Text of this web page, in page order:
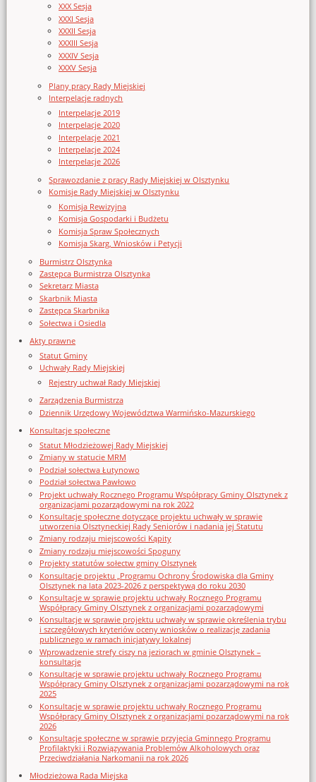
XXX Sesja
XXXI Sesja
XXXII Sesja
XXXIII Sesja
XXXIV Sesja
XXXV Sesja
Plany pracy Rady Miejskiej
Interpelacje radnych
Interpelacje 2019
Interpelacje 2020
Interpelacje 2021
Interpelacje 2024
Interpelacje 2026
Sprawozdanie z pracy Rady Miejskiej w Olsztynku
Komisje Rady Miejskiej w Olsztynku
Komisja Rewizyjna
Komisja Gospodarki i Budżetu
Komisja Spraw Społecznych
Komisja Skarg, Wniosków i Petycji
Burmistrz Olsztynka
Zastępca Burmistrza Olsztynka
Sekretarz Miasta
Skarbnik Miasta
Zastępca Skarbnika
Sołectwa i Osiedla
Akty prawne
Statut Gminy
Uchwały Rady Miejskiej
Rejestry uchwał Rady Miejskiej
Zarządzenia Burmistrza
Dziennik Urzędowy Województwa Warmińsko-Mazurskiego
Konsultacje społeczne
Statut Młodzieżowej Rady Miejskiej
Zmiany w statucie MRM
Podział sołectwa Łutynowo
Podział sołectwa Pawłowo
Projekt uchwały Rocznego Programu Współpracy Gminy Olsztynek z
organizacjami pozarządowymi na rok 2022
Konsultacje społeczne dotyczące projektu uchwały w sprawie
utworzenia Olsztyneckiej Rady Seniorów i nadania jej Statutu
Zmiany rodzaju miejscowości Kąpity
Zmiany rodzaju miejscowości Spoguny
Projekty statutów sołectw gminy Olsztynek
Konsultacje projektu „Programu Ochrony Środowiska dla Gminy
Olsztynek na lata 2023-2026 z perspektywą do roku 2030
Konsultacje w sprawie projektu uchwały Rocznego Programu
Współpracy Gminy Olsztynek z organizacjami pozarządowymi
Konsultacje w sprawie projektu uchwały w sprawie określenia trybu
i szczegółowych kryteriów oceny wniosków o realizację zadania
publicznego w ramach inicjatywy lokalnej
Wprowadzenie strefy ciszy na jeziorach w gminie Olsztynek –
konsultacje
Konsultacje w sprawie projektu uchwały Rocznego Programu
Współpracy Gminy Olsztynek z organizacjami pozarządowymi na rok
2025
Konsultacje w sprawie projektu uchwały Rocznego Programu
Współpracy Gminy Olsztynek z organizacjami pozarządowymi na rok
2026
Konsultacje społeczne w sprawie przyjęcia Gminnego Programu
Profilaktyki i Rozwiązywania Problemów Alkoholowych oraz
Przeciwdziałania Narkomanii na rok 2026
Młodzieżowa Rada Miejska